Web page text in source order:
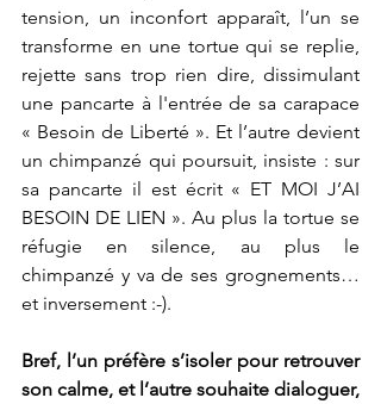
tension, un inconfort apparaît, l’un se
transforme en une tortue qui se replie,
rejette sans trop rien dire, dissimulant
une pancarte à l'entrée de sa carapace
« Besoin de Liberté ». Et l’autre devient
un chimpanzé qui poursuit, insiste : sur
sa pancarte il est écrit « ET MOI J’AI
BESOIN DE LIEN ». Au plus la tortue se
réfugie en silence, au plus le
chimpanzé y va de ses grognements…
et inversement :-).
Bref, l’un préfère s’isoler pour retrouver
son calme, et l’autre souhaite dialoguer,